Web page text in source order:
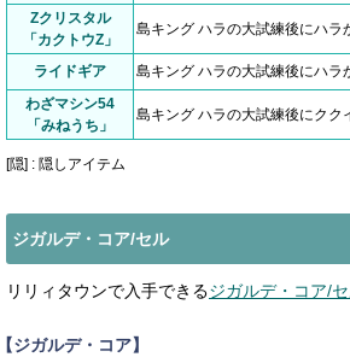
Zクリスタル
「カクトウZ」
島キング ハラの大試練後にハラ
ライドギア
島キング ハラの大試練後にハラ
わざマシン54
「みねうち」
島キング ハラの大試練後にクク
[隠] : 隠しアイテム
ジガルデ・コア/セル
リリィタウンで入手できるジガルデ・コア/
ジガルデ・コア】